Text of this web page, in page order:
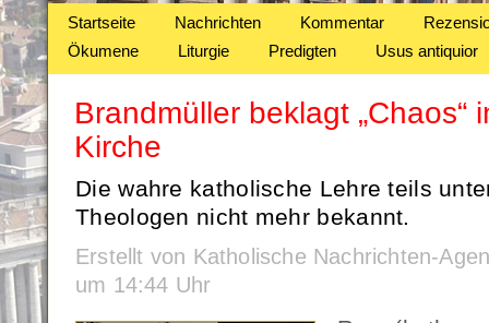
Startseite Nachrichten Kommentar
Ökumene
Liturgie Predigten Usus antiquior
Brandmüller beklagt „Chaos“
Kirche
Die wahre katholische Lehre teils
Theologen nicht mehr bekannt.
Erstellt von Katholische Nachrichten-
um 14:44 Uhr